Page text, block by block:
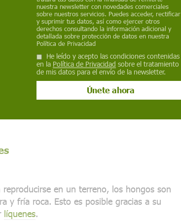
de Oregón es debida al crecimiento
raíz– del hongoArmillaria ostoyaellega a
en las Montañas Azules de Oregón.
del mundo, con una edad estimada de
en un terreno, los hongos son
y fría roca. Esto es posible gracias a su
líquenes.
nuestra newsletter con novedades comerciales
sobre nuestros servicios. Puedes acceder, rectificar
y suprimir tus datos, así como ejercer otros
derechos consultando la información adicional y
detallada sobre protección de datos en nuestra
Política de Privacidad
He leído y acepto las condiciones contenidas
en la Política de Privacidad sobre el tratamiento
de mis datos para el envío de la newsletter.